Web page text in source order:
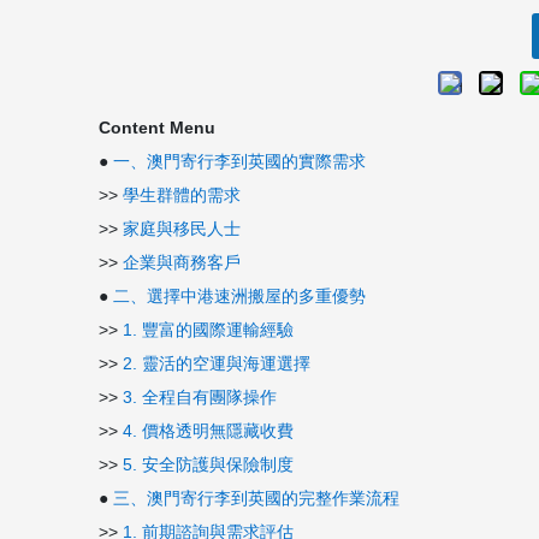
Content Menu
● 一、澳門寄行李到英國的實際需求
>> 學生群體的需求
>> 家庭與移民人士
>> 企業與商務客戶
● 二、選擇中港速洲搬屋的多重優勢
>> 1. 豐富的國際運輸經驗
>> 2. 靈活的空運與海運選擇
>> 3. 全程自有團隊操作
>> 4. 價格透明無隱藏收費
>> 5. 安全防護與保險制度
● 三、澳門寄行李到英國的完整作業流程
>> 1. 前期諮詢與需求評估